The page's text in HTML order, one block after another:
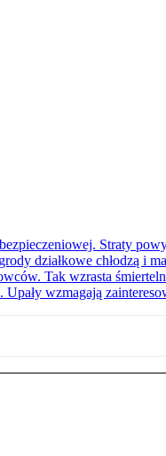
Straty
działkowe chłodzą i
Tak wzrasta
wzmagają